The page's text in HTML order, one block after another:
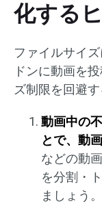
化する
ファイルサイ
ドンに動画を
ズ制限を回避
動画中の
とで、動
などの動
を分割・
ましょう。